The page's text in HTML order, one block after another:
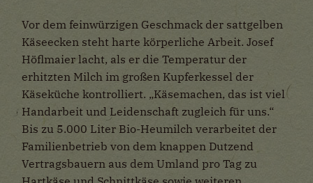
Vor dem feinwürzigen Geschmack der sattgelben
Käseecken steht harte körperliche Arbeit. Josef
Höflmaier lacht, als er die Temperatur der
erhitzten Milch im großen Kupferkessel der
Käseküche kontrolliert. „Käsemachen, das ist viel
Handarbeit und Leidenschaft zugleich für uns.“
Bis zu 5.000 Liter Bio-Heumilch verarbeitet der
Familienbetrieb von dem knappen Dutzend
Vertragsbauern aus dem Umland pro Tag zu